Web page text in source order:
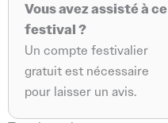
Vous avez assisté à ce
festival ?
Un compte festivalier
gratuit est nécessaire
pour laisser un avis.